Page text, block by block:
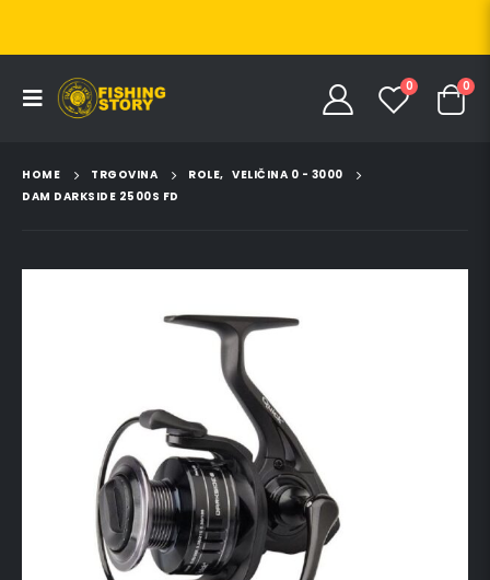
0 0
HOME TRGOVINA ROLE, VELIČINA 0 - 3000
DAM DARKSIDE 2500S FD